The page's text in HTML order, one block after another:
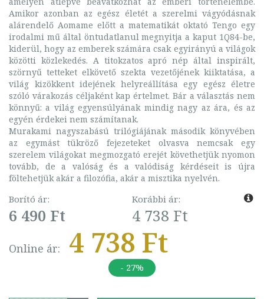
Amikor azonban az egész életét a szerelmi vágyódásnak
alárendelő Aomame előtt a matematikát oktató Tengo egy
irodalmi mű által öntudatlanul megnyitja a kaput 1Q84-be,
kiderül, hogy az emberek számára csak egyirányú a világok
közötti közlekedés. A titokzatos apró nép által inspirált,
szörnyű tetteket elkövető szekta vezetőjének kiiktatása, a
világ kizökkent idejének helyreállítása egy egész életre
szóló várakozás céljaként kap értelmet. Bár a választás nem
könnyű: a világ egyensúlyának mindig nagy az ára, és az
egyén érdekei nem számítanak.
Murakami nagyszabású trilógiájának második könyvében
az egymást tükröző fejezeteket olvasva nemcsak egy
szerelem világokat megmozgató erejét követhetjük nyomon
tovább, de a valóság és a valódiság kérdéseit is újra
föltehetjük akár a filozófia, akár a misztika nyelvén.
Borító ár:
6 490 Ft
Korábbi ár:
4 738 Ft
Online ár: 4 738 Ft
- 27%